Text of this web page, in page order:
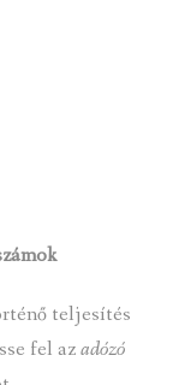
teljesítés
fel azadózó